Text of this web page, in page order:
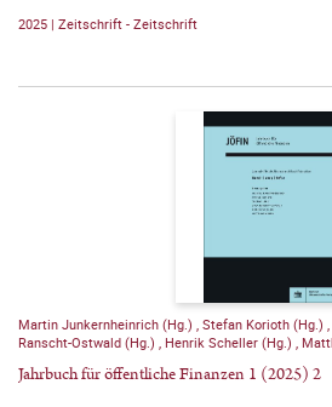
2025 | Zeitschrift - Zeitschrift
Martin Junkernheinrich (Hg.) Stefan Korioth (Hg.)
Ranscht-Ostwald (Hg.)
Henrik Scheller (Hg.)
Jahrbuch für öffentliche Finanzen 1 (2025) 2